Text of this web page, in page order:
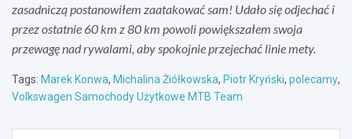
zasadniczą postanowiłem zaatakować sam! Udało się odjechać i
przez ostatnie 60 km z 80 km powoli powiększałem swoja
przewagę nad rywalami, aby spokojnie przejechać linie mety.
Tags: Marek Konwa, Michalina Żiółkowska, Piotr Kryński, polecamy,
Volkswagen Samochody Użytkowe MTB Team